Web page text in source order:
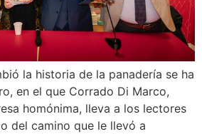
la historia de la panadería se ha
en el que Corrado Di Marco,
homónima, lleva a los lectores
del camino que le llevó a